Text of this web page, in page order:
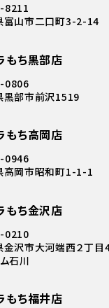
8211
富山市二口町3-2-14
もち黒部店
0806
黒部市前沢1519
もち高岡店
0946
高岡市昭和町1-1-1
もち金沢店
0210
沢市大河端西２丁目
石川
もち福井店